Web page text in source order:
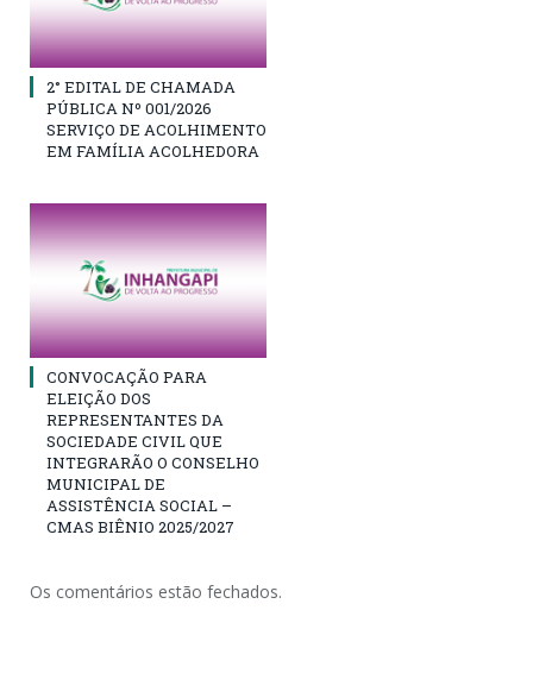
2° EDITAL DE CHAMADA
PÚBLICA Nº 001/2026
SERVIÇO DE ACOLHIMENTO
EM FAMÍLIA ACOLHEDORA
CONVOCAÇÃO PARA
ELEIÇÃO DOS
REPRESENTANTES DA
SOCIEDADE CIVIL QUE
INTEGRARÃO O CONSELHO
MUNICIPAL DE
ASSISTÊNCIA SOCIAL –
CMAS BIÊNIO 2025/2027
Os comentários estão fechados.